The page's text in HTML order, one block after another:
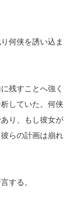
何侠を誘い込ま
残すことへ強く
していた。何侠
り、もし彼女が
らの計画は崩れ
する。